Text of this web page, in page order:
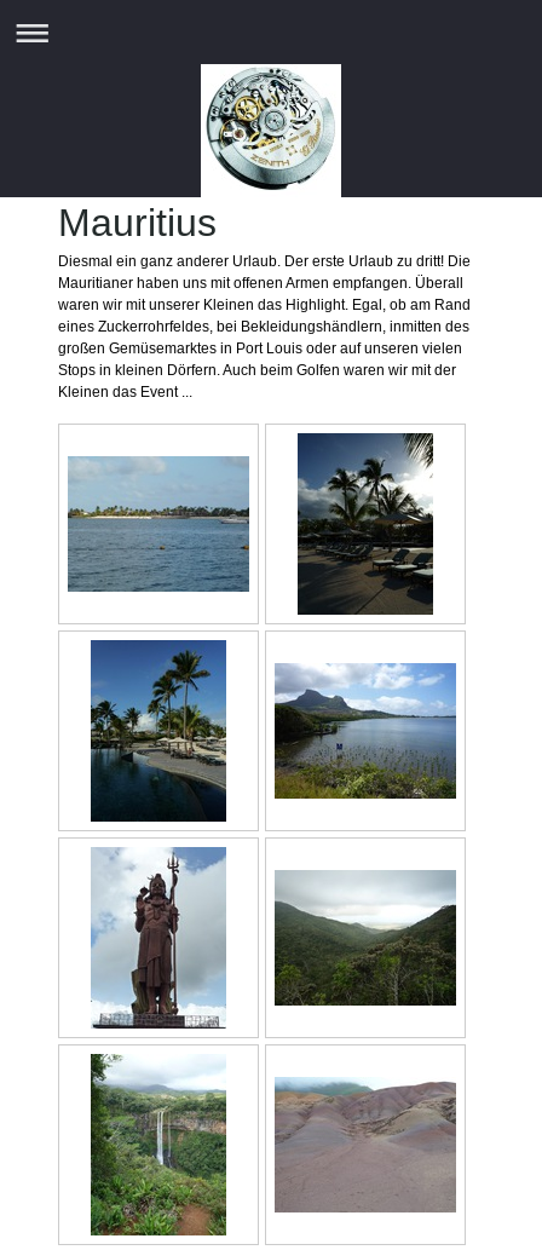
Mauritius
Diesmal ein ganz anderer Urlaub. Der erste Urlaub zu dritt! Die
Mauritianer haben uns mit offenen Armen empfangen. Überall
waren wir mit unserer Kleinen das Highlight. Egal, ob am Rand
eines Zuckerrohrfeldes, bei Bekleidungshändlern, inmitten des
großen Gemüsemarktes in Port Louis oder auf unseren vielen
Stops in kleinen Dörfern. Auch beim Golfen waren wir mit der
Kleinen das Event ...